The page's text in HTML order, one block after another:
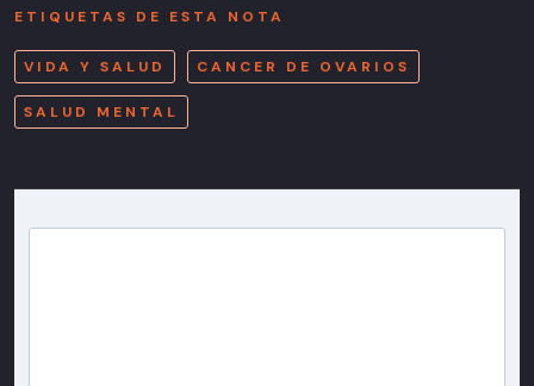
ETIQUETAS DE ESTA NOTA
VIDA Y SALUD CANCER DE OVARIOS
SALUD MENTAL